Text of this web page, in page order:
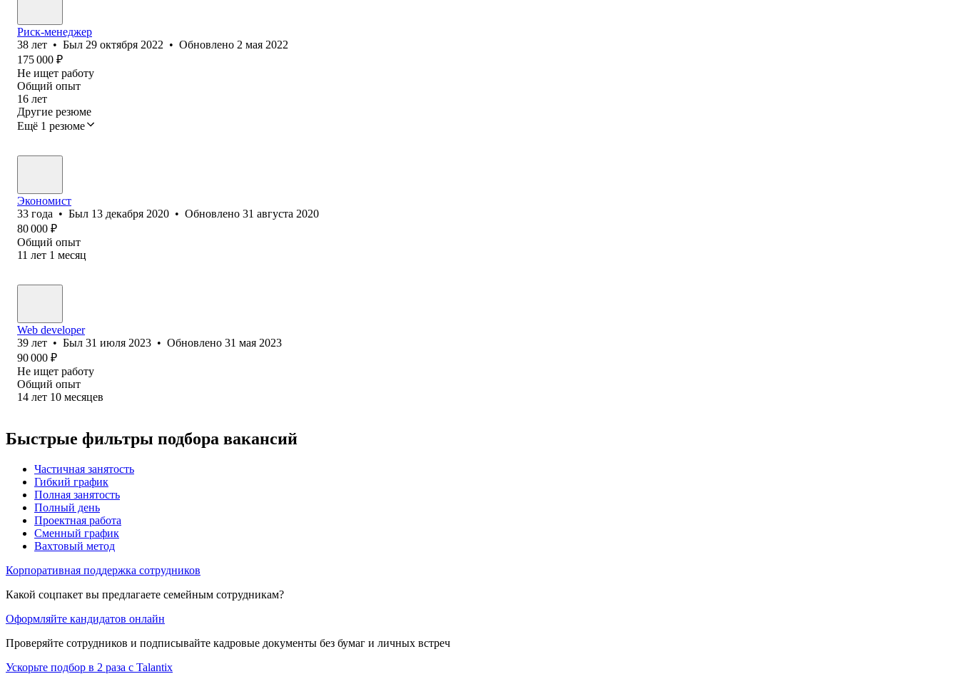
Риск-менеджер
38 лет • Был 29 октября 2022 • Обновлено 2 мая 2022
175 000 ₽
Не ищет работу
Общий опыт
16 лет
Другие резюме
Ещё 1 резюме
Экономист
33 года • Был 13 декабря 2020 • Обновлено 31 августа 2020
80 000 ₽
Общий опыт
11 лет 1 месяц
Web developer
39 лет • Был 31 июля 2023 • Обновлено 31 мая 2023
90 000 ₽
Не ищет работу
Общий опыт
14 лет 10 месяцев
Быстрые фильтры подбора вакансий
Частичная занятость
Гибкий график
Полная занятость
Полный день
Проектная работа
Сменный график
Вахтовый метод
Корпоративная поддержка сотрудников
Какой соцпакет вы предлагаете семейным сотрудникам?
Оформляйте кандидатов онлайн
Проверяйте сотрудников и подписывайте кадровые документы без бумаг и личных встреч
Ускорьте подбор в 2 раза с Talantix